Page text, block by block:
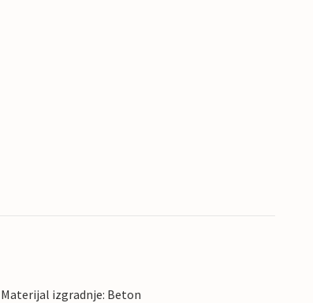
Materijal izgradnje: Beton